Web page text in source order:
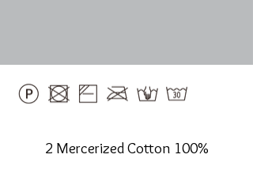
2 Mercerized Cotton 100%